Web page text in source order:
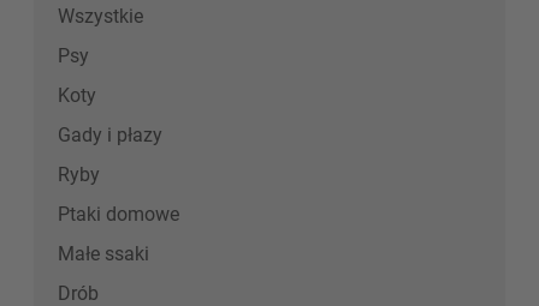
Wszystkie
Psy
Koty
Gady i płazy
Ryby
Ptaki domowe
Małe ssaki
Drób